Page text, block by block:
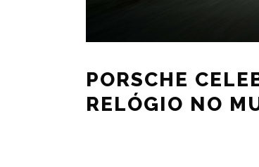
PORSCHE
RELÓGIO NO